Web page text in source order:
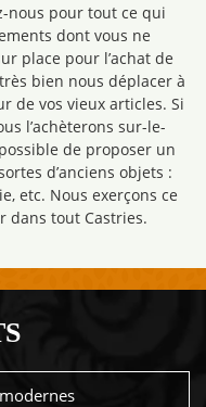
nous pour tout ce qui
dont vous ne
place pour l’achat de
bien nous déplacer à
de vos vieux articles. Si
l’achèterons sur-le-
de proposer un
d’anciens objets :
etc. Nous exerçons ce
dans tout Castries.